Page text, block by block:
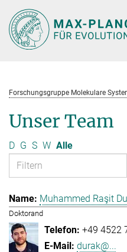
Hauptinhalt
Forschungsgruppe Molekulare
Unser Team
D G S W Alle
Muhammed Raşit
Doktorand
+49 4522
durak@...